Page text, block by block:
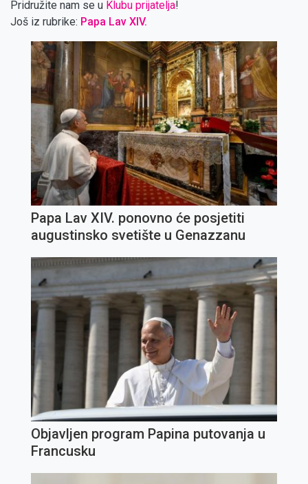
Pridružite nam se u Klubu prijatelja!
Još iz rubrike: Papa Lav XIV.
Papa Lav XIV. ponovno će posjetiti
augustinsko svetište u Genazzanu
Objavljen program Papina putovanja u
Francusku